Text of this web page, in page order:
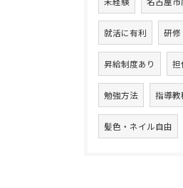
就活に有利 研修
昇給制度あり 担
勉強方法 指導教
髪色・ネイル自由